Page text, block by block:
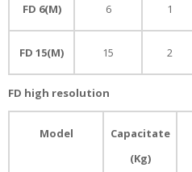
FD 6(M) 6 1
FD 15(M) 15 2
FD high resolution
Model
Capacitate
(Kg)